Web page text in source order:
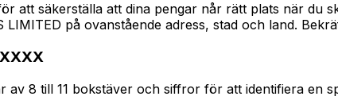
att säkerställa att dina pengar når rätt plats när du
LIMITED på ovanstående adress, stad och land.
av 8 till 11 bokstäver och siffror för att identifiera en